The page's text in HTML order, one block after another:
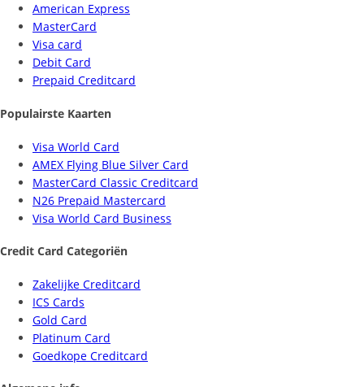
American Express
MasterCard
Visa card
Debit Card
Prepaid Creditcard
Populairste Kaarten
Visa World Card
AMEX Flying Blue Silver Card
MasterCard Classic Creditcard
N26 Prepaid Mastercard
Visa World Card Business
Credit Card Categoriën
Zakelijke Creditcard
ICS Cards
Gold Card
Platinum Card
Goedkope Creditcard